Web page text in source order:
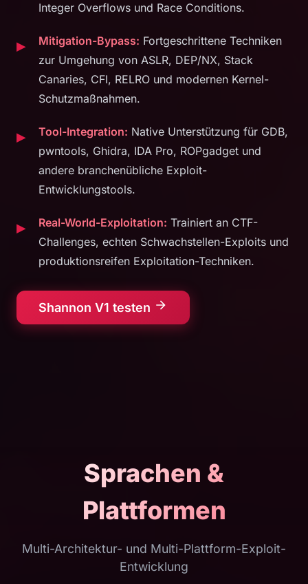
Integer Overflows und Race Conditions.
Mitigation-Bypass: Fortgeschrittene Techniken
zur Umgehung von ASLR, DEP/NX, Stack
Canaries, CFI, RELRO und modernen Kernel-
Schutzmaßnahmen.
Tool-Integration: Native Unterstützung für GDB,
pwntools, Ghidra, IDA Pro, ROPgadget und
andere branchenübliche Exploit-
Entwicklungstools.
Real-World-Exploitation: Trainiert an CTF-
Challenges, echten Schwachstellen-Exploits und
produktionsreifen Exploitation-Techniken.
Shannon V1 testen
Sprachen &
Plattformen
Multi-Architektur- und Multi-Plattform-Exploit-
Entwicklung